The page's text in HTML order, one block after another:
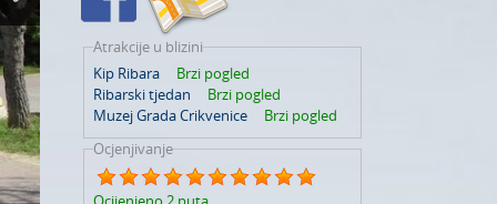
Atrakcije u blizini
Kip Ribara
Brzi pogled
Ribarski tjedan
Brzi pogled
Muzej Grada Crikvenice
Brzi pogled
Ocjenjivanje